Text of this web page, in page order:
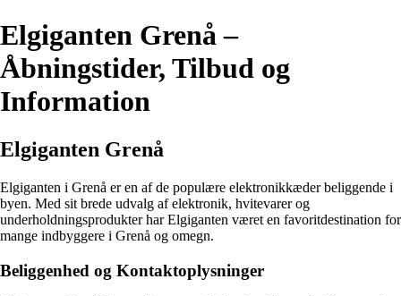
Elgiganten Grenå –
Åbningstider, Tilbud og
Information
Elgiganten Grenå
Elgiganten i Grenå er en af de populære elektronikkæder beliggende i
byen. Med sit brede udvalg af elektronik, hvitevarer og
underholdningsprodukter har Elgiganten været en favoritdestination for
mange indbyggere i Grenå og omegn.
Beliggenhed og Kontaktoplysninger